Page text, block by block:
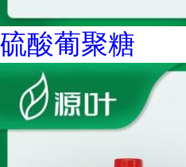
硫酸葡聚糖